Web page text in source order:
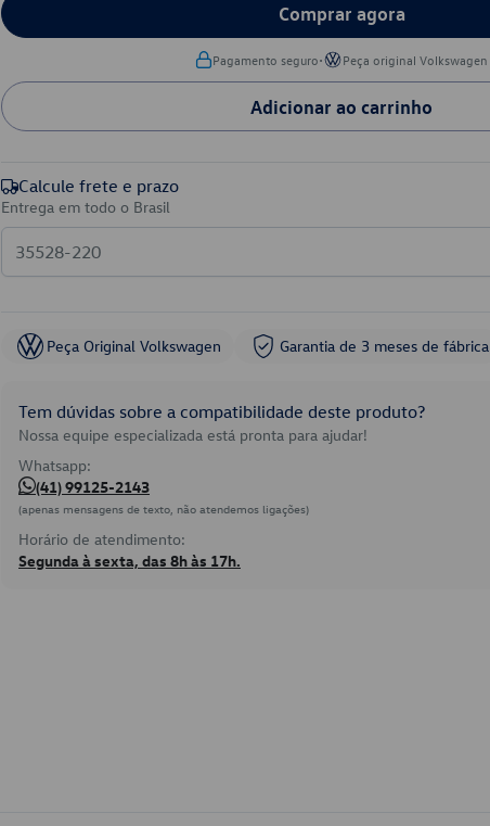
Comprar agora
Pagamento seguro• Peça original Volkswagen
Adicionar ao carrinho
Calcule frete e prazo
Entrega em todo o Brasil
Peça Original Volkswagen Garantia de 3 meses de fábrica
Tem dúvidas sobre a compatibilidade deste produto?
Nossa equipe especializada está pronta para ajudar!
Whatsapp:
(41) 99125-2143
(apenas mensagens de texto, não atendemos ligações)
Horário de atendimento:
Segunda à sexta, das 8h às 17h.